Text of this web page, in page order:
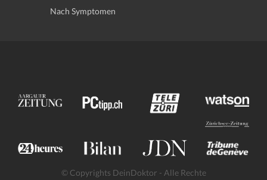
Nach Symptomen
© Copyrights DeinDoktor - Alle Rechte